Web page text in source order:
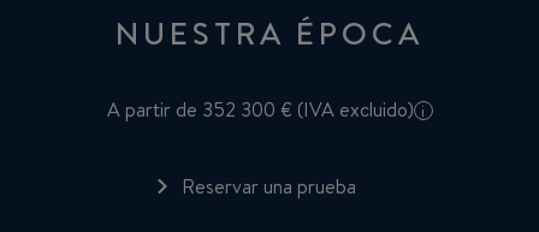
NUESTRA ÉPOCA
A partir de 352 300 € (IVA excluido) i
Reservar una prueba